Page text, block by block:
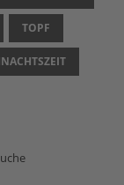
TOPF